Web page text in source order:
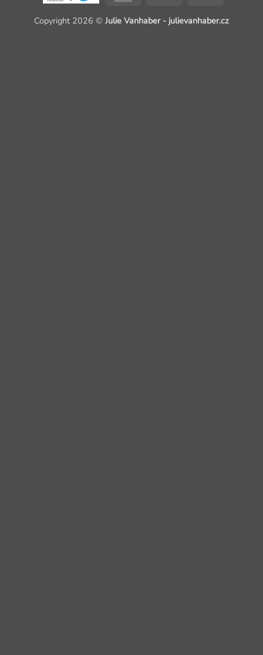
Copyright 2026 © Julie Vanhaber - julievanhaber.cz